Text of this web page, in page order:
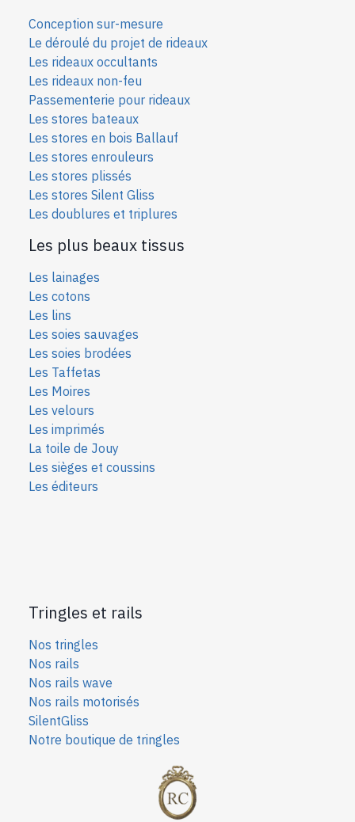
Conception sur-mesure
Le déroulé du projet de rideaux
Les rideaux occultants
Les rideaux non-feu
Passementerie pour rideaux
Les stores bateaux
Les stores en bois Ballauf
Les stores enrouleurs
Les stores plissés
Les stores Silent Gliss
Les doublures et triplures
Les plus beaux tissus
Les lainages
Les cotons
Les lins
Les soies sauvages
Les soies brodées
Les Taffetas
Les Moires
Les velours
Les imprimés
La toile de Jouy
Les sièges et coussins
Les éditeurs
Tringles et rails
Nos tringles
Nos rails
Nos rails wave
Nos rails motorisés
SilentGliss
Notre boutique de tringles